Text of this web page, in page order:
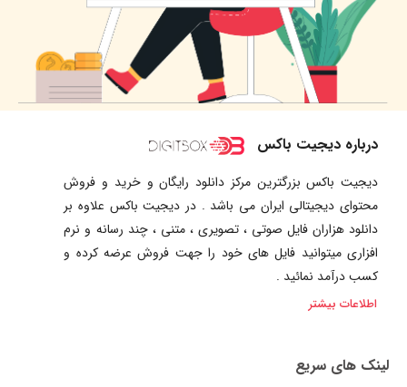
درباره دیجیت باکس
دیجیت باکس بزرگترین مرکز دانلود رایگان و خرید و فروش
محتوای دیجیتالی ایران می باشد . در دیجیت باکس علاوه بر
دانلود هزاران فایل صوتی ، تصویری ، متنی ، چند رسانه و نرم
افزاری میتوانید فایل های خود را جهت فروش عرضه کرده و
کسب درآمد نمائید .
اطلاعات بیشتر
لینک های سریع